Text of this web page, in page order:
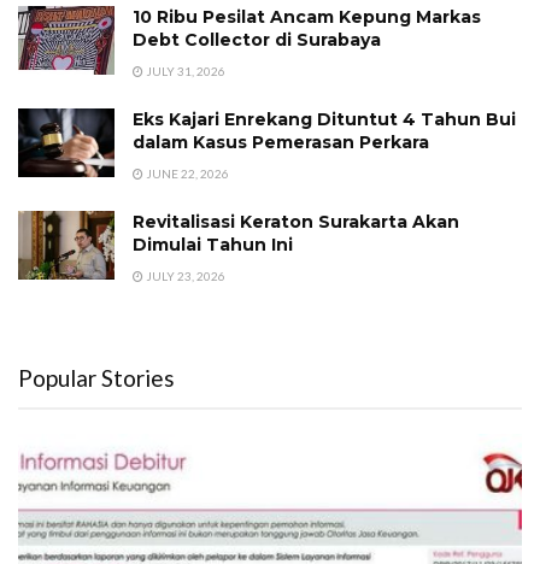
10 Ribu Pesilat Ancam Kepung Markas
Debt Collector di Surabaya
JULY 31, 2026
Eks Kajari Enrekang Dituntut 4 Tahun Bui
dalam Kasus Pemerasan Perkara
JUNE 22, 2026
Revitalisasi Keraton Surakarta Akan
Dimulai Tahun Ini
JULY 23, 2026
Popular Stories